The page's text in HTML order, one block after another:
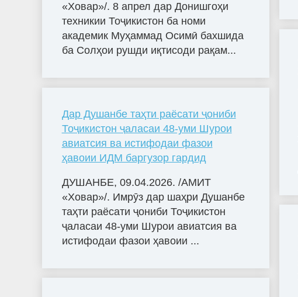
«Ховар»/. 8 апрел дар Донишгоҳи
техникии Тоҷикистон ба номи
академик Муҳаммад Осимӣ бахшида
ба Солҳои рушди иқтисоди рақам...
Дар Душанбе таҳти раёсати ҷониби
Тоҷикистон ҷаласаи 48-уми Шурои
авиатсия ва истифодаи фазои
ҳавоии ИДМ баргузор гардид
ДУШАНБЕ, 09.04.2026. /АМИТ
«Ховар»/. Имрӯз дар шаҳри Душанбе
таҳти раёсати ҷониби Тоҷикистон
ҷаласаи 48-уми Шурои авиатсия ва
истифодаи фазои ҳавоии ...